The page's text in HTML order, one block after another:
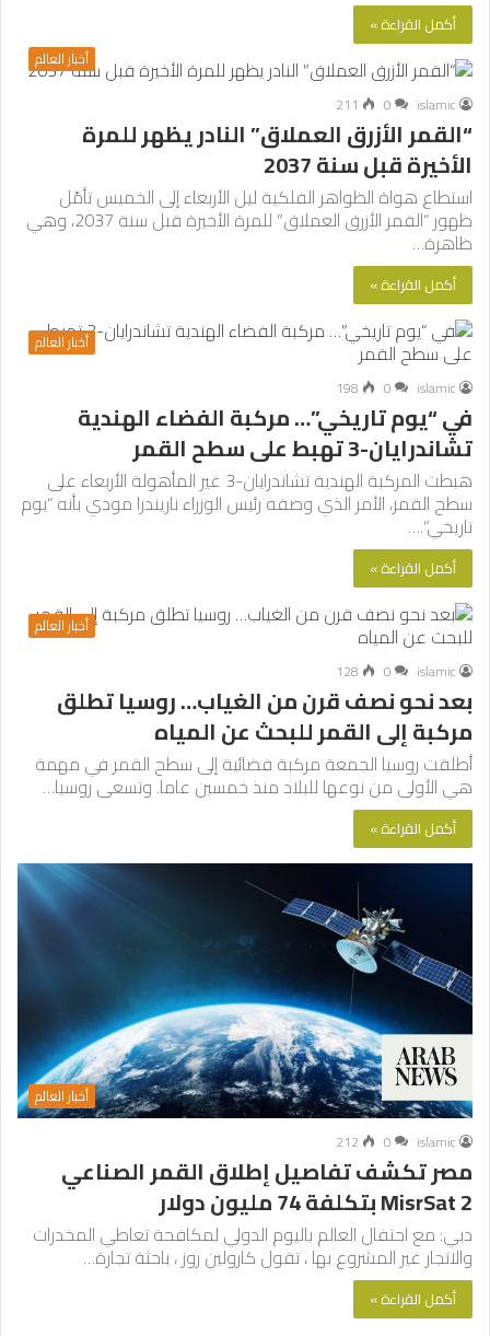
أكمل القراءة »
أخبار العالم
islamic
0
211
“القمر الأزرق العملاق” النادر يظهر للمرة
الأخيرة قبل سنة 2037
استطاع هواة الظواهر الفلكية ليل الأربعاء إلى الخميس تأمّل
ظهور “القمر الأزرق العملاق” للمرة الأخيرة قبل سنة 2037، وهي
ظاهرة…
أكمل القراءة »
أخبار العالم
islamic
0
198
في “يوم تاريخي”… مركبة الفضاء الهندية
تشاندرايان-3 تهبط على سطح القمر
هبطت المركبة الهندية تشاندرايان-3 غير المأهولة الأربعاء على
سطح القمر، الأمر الذي وصفه رئيس الوزراء ناريندرا مودي بأنه “يوم
تاريخي”.…
أكمل القراءة »
أخبار العالم
islamic
0
128
بعد نحو نصف قرن من الغياب… روسيا تطلق
مركبة إلى القمر للبحث عن المياه
أطلقت روسيا الجمعة مركبة فضائية إلى سطح القمر في مهمة
هي الأولى من نوعها للبلاد منذ خمسين عاما. وتسعى روسيا…
أكمل القراءة »
أخبار العالم
islamic
0
212
مصر تكشف تفاصيل إطلاق القمر الصناعي
MisrSat 2 بتكلفة 74 مليون دولار
دبي: مع احتفال العالم باليوم الدولي لمكافحة تعاطي المخدرات
والاتجار غير المشروع بها ، تقول كارولين روز ، باحثة تجارة…
أكمل القراءة »